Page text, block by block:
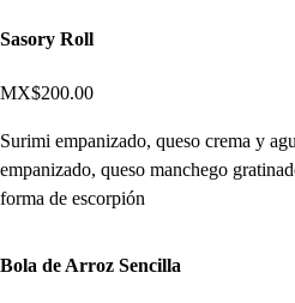
Sasory Roll
MX$200.00
Surimi empanizado, queso crema y
empanizado, queso manchego
forma de escorpión
Bola de Arroz Sencilla